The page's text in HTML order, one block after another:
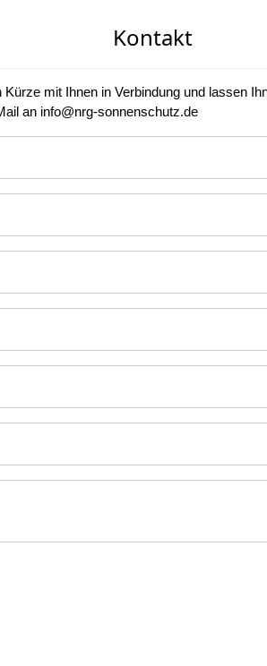
Kontakt
mit Ihnen in Verbindung und lassen
an info@nrg-sonnenschutz.de